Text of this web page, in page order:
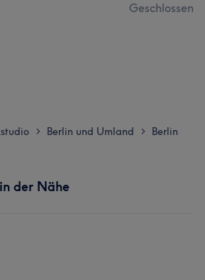
Geschlossen
> Berlin und Umland > Berlin
der Nähe